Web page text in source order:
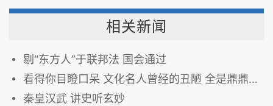
相关新闻
剔“东方人”于联邦法 国会通过
看得你目瞪口呆 文化名人曾经的丑陋 全是鼎鼎大名！(图)
秦皇汉武 讲史听玄妙